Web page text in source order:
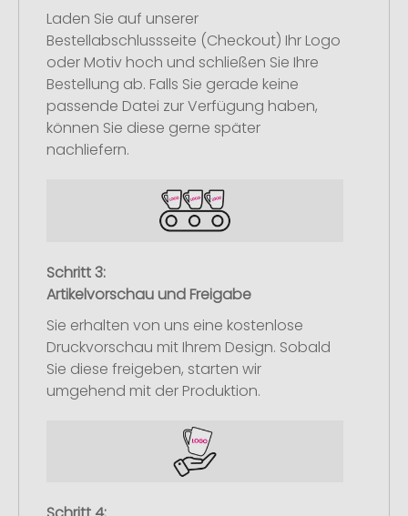
Laden Sie auf unserer
Bestellabschlussseite (Checkout) Ihr Logo
oder Motiv hoch und schließen Sie Ihre
Bestellung ab. Falls Sie gerade keine
passende Datei zur Verfügung haben,
können Sie diese gerne später
nachliefern.
Schritt 3:
Artikelvorschau und Freigabe
Sie erhalten von uns eine kostenlose
Druckvorschau mit Ihrem Design. Sobald
Sie diese freigeben, starten wir
umgehend mit der Produktion.